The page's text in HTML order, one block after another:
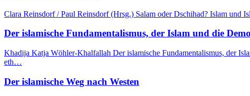
Clara Reinsdorf / Paul Reinsdorf (Hrsg.) Salam oder Dschihad? Islam
Der islamische Fundamentalismus, der Islam und die
Khadija Katja Wöhler-Khalfallah Der islamische Fundamentalismus, der
eth…
Der islamische Weg nach Westen